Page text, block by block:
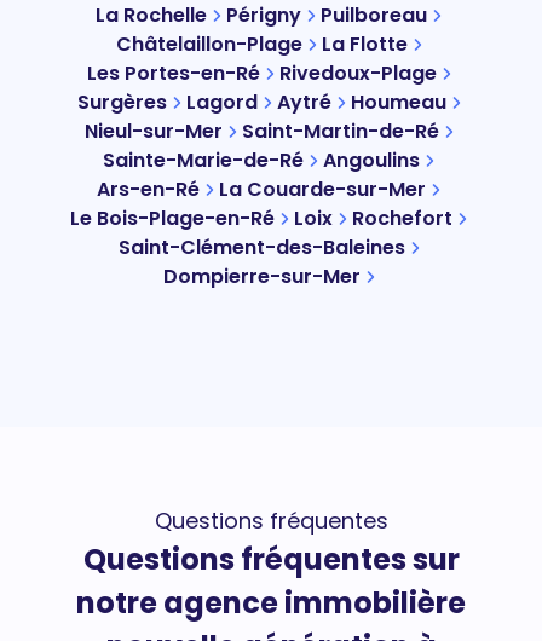
La Rochelle Périgny
Puilboreau
Châtelaillon-Plage
La Flotte
Les Portes-en-Ré
Rivedoux-Plage
Surgères
Lagord Aytré
Houmeau
Nieul-sur-Mer
Saint-Martin-de-Ré
Sainte-Marie-de-Ré
Angoulins
Ars-en-Ré
La Couarde-sur-Mer
Le Bois-Plage-en-Ré
Loix
Rochefort
Saint-Clément-des-Baleines
Dompierre-sur-Mer
Questions fréquentes
Questions fréquentes sur
notre agence immobilière